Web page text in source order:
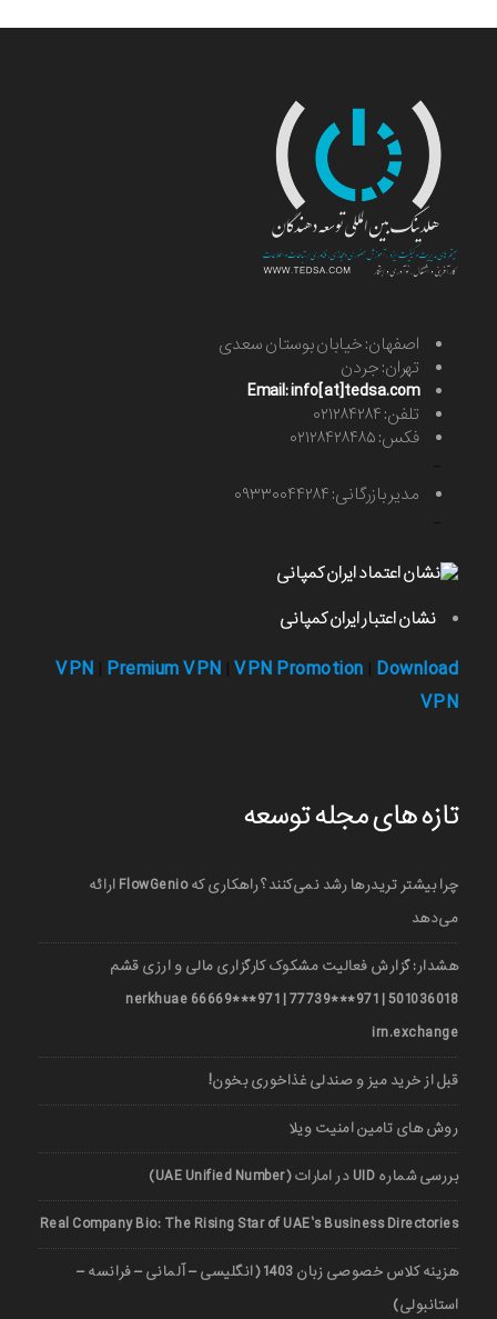
اصفهان: خیابان بوستان سعدی
تهران: جردن
Email: info[at]tedsa.com
تلفن: ۰۲۱۲۸۴۲۸۴
فکس: ۰۲۱۲۸۴۲۸۴۸۵
مدیر بازرگانی: ۰۹۳۳۰۰۴۴۲۸۴
نشان اعتبار ایران کمپانی
VPN Premium VPN VPN Promotion Download
VPN
تازه های مجله توسعه
چرا بیشتر تریدرها رشد نمی‌کنند؟ راهکاری که FlowGenio ارائه
می‌دهد
هشدار: گزارش فعالیت مشکوک کارگزاری مالی و ارزی قشم
501036018 | 971***77739 | 971***66669 nerkhuae
irn.exchange
قبل از خرید میز و صندلی غذاخوری بخون!
روش های تامین امنیت ویلا
بررسی شماره UID در امارات (UAE Unified Number)
Real Company Bio: The Rising Star of UAE’s Business Directories
هزینه کلاس خصوصی زبان 1403 (انگلیسی – آلمانی – فرانسه –
استانبولی)